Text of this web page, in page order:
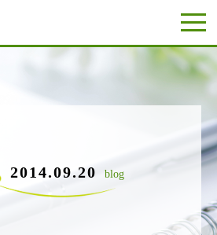
2014.09.20 blog